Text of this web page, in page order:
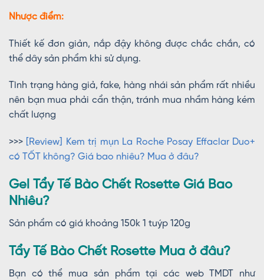
Nhược điểm:
Thiết kế đơn giản, nắp đậy không được chắc chắn, có
thể dây sản phẩm khi sử dụng.
Tình trạng hàng giả, fake, hàng nhái sản phẩm rất nhiều
nên bạn mua phải cẩn thận, tránh mua nhầm hàng kém
chất lượng
>>>
[Review] Kem trị mụn La Roche Posay Effaclar Duo+
có TỐT không? Giá bao nhiêu? Mua ở đâu?
Gel Tẩy Tế Bào Chết Rosette Giá Bao
Nhiêu?
Sản phẩm có giá khoảng 150k 1 tuýp 120g
Tẩy Tế Bào Chết Rosette Mua ở đâu?
Bạn có thể mua sản phẩm tại các web TMDT như